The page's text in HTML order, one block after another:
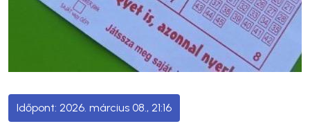
2026. március 08., 21:16